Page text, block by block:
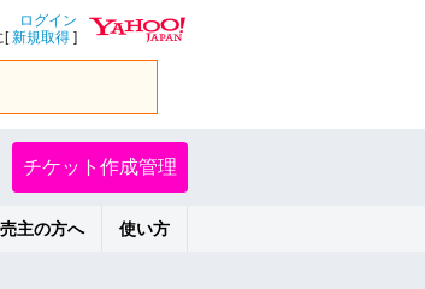
ログイン
[新規取得 ]
チケット作成管理
主の方へ 使い方